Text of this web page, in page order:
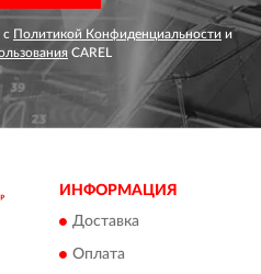
с Политикой Конфиденциальности и
CAREL
ИНФОРМАЦИЯ
Доставка
Оплата